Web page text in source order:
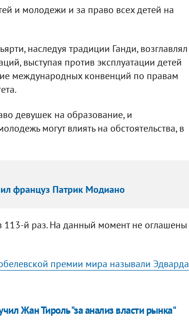
и молодежи и за право всех детей на
наследуя традиции Ганди, возглавлял
выступая против эксплуатации детей
международных конвенций по правам
девушек на образование, и
могут влиять на обстоятельства, в
француз Патрик Модиано
113-й раз. На данный момент не оглашены
премии мира называли Эдварда
Жан Тироль "за анализ власти рынка"